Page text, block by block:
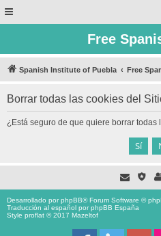
Free
Spanish Institute of Puebla Free
Borrar todas las cookies del
¿Está seguro de que quiere borrar todas
Desarrollado porphpBB® Forum Software ©
Traducción al español porphpBB España
Style proflat © 2017 Mazeltof